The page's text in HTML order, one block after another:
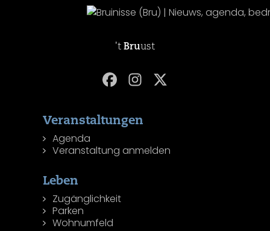
't Bruust
Veranstaltungen
Agenda
Veranstaltung anmelden
Leben
Zugänglichkeit
Parken
Wohnumfeld